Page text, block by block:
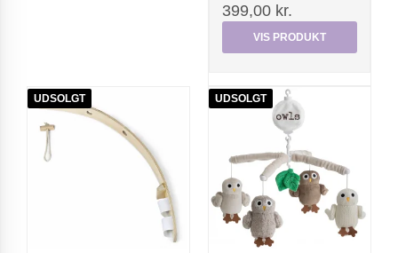
399,00 kr.
VIS PRODUKT
UDSOLGT UDSOLGT